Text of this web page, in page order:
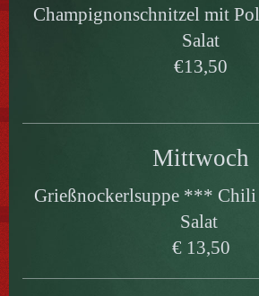
Champignonschnitzel mit
Salat
€13,50
Mittwoch
Grießnockerlsuppe ***
Salat
€ 13,50